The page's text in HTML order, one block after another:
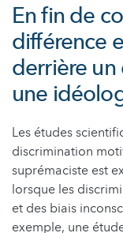
En fin de
différence
derrière
une
Les études
discrimination
suprémaciste est
lorsque les
et des biais
exemple, une